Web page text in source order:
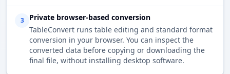
3
Private browser-based conversion
TableConvert runs table editing and standard format
conversion in your browser. You can inspect the
converted data before copying or downloading the
final file, without installing desktop software.